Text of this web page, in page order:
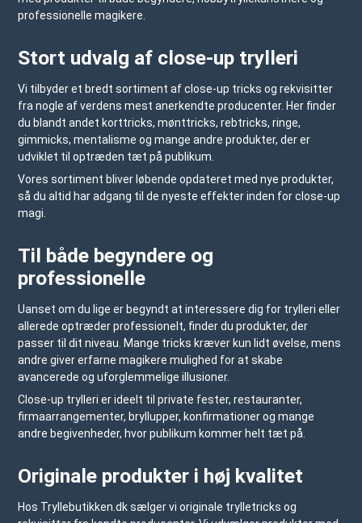
professionelle magikere.
Stort udvalg af close-up trylleri
Vi tilbyder et bredt sortiment af close-up tricks og rekvisitter
fra nogle af verdens mest anerkendte producenter. Her finder
du blandt andet korttricks, mønttricks, rebtricks, ringe,
gimmicks, mentalisme og mange andre produkter, der er
udviklet til optræden tæt på publikum.
Vores sortiment bliver løbende opdateret med nye produkter,
så du altid har adgang til de nyeste effekter inden for close-up
magi.
Til både begyndere og
professionelle
Uanset om du lige er begyndt at interessere dig for trylleri eller
allerede optræder professionelt, finder du produkter, der
passer til dit niveau. Mange tricks kræver kun lidt øvelse, mens
andre giver erfarne magikere mulighed for at skabe
avancerede og uforglemmelige illusioner.
Close-up trylleri er ideelt til private fester, restauranter,
firmaarrangementer, bryllupper, konfirmationer og mange
andre begivenheder, hvor publikum kommer helt tæt på.
Originale produkter i høj kvalitet
Hos Tryllebutikken.dksælger vi originale trylletricks og